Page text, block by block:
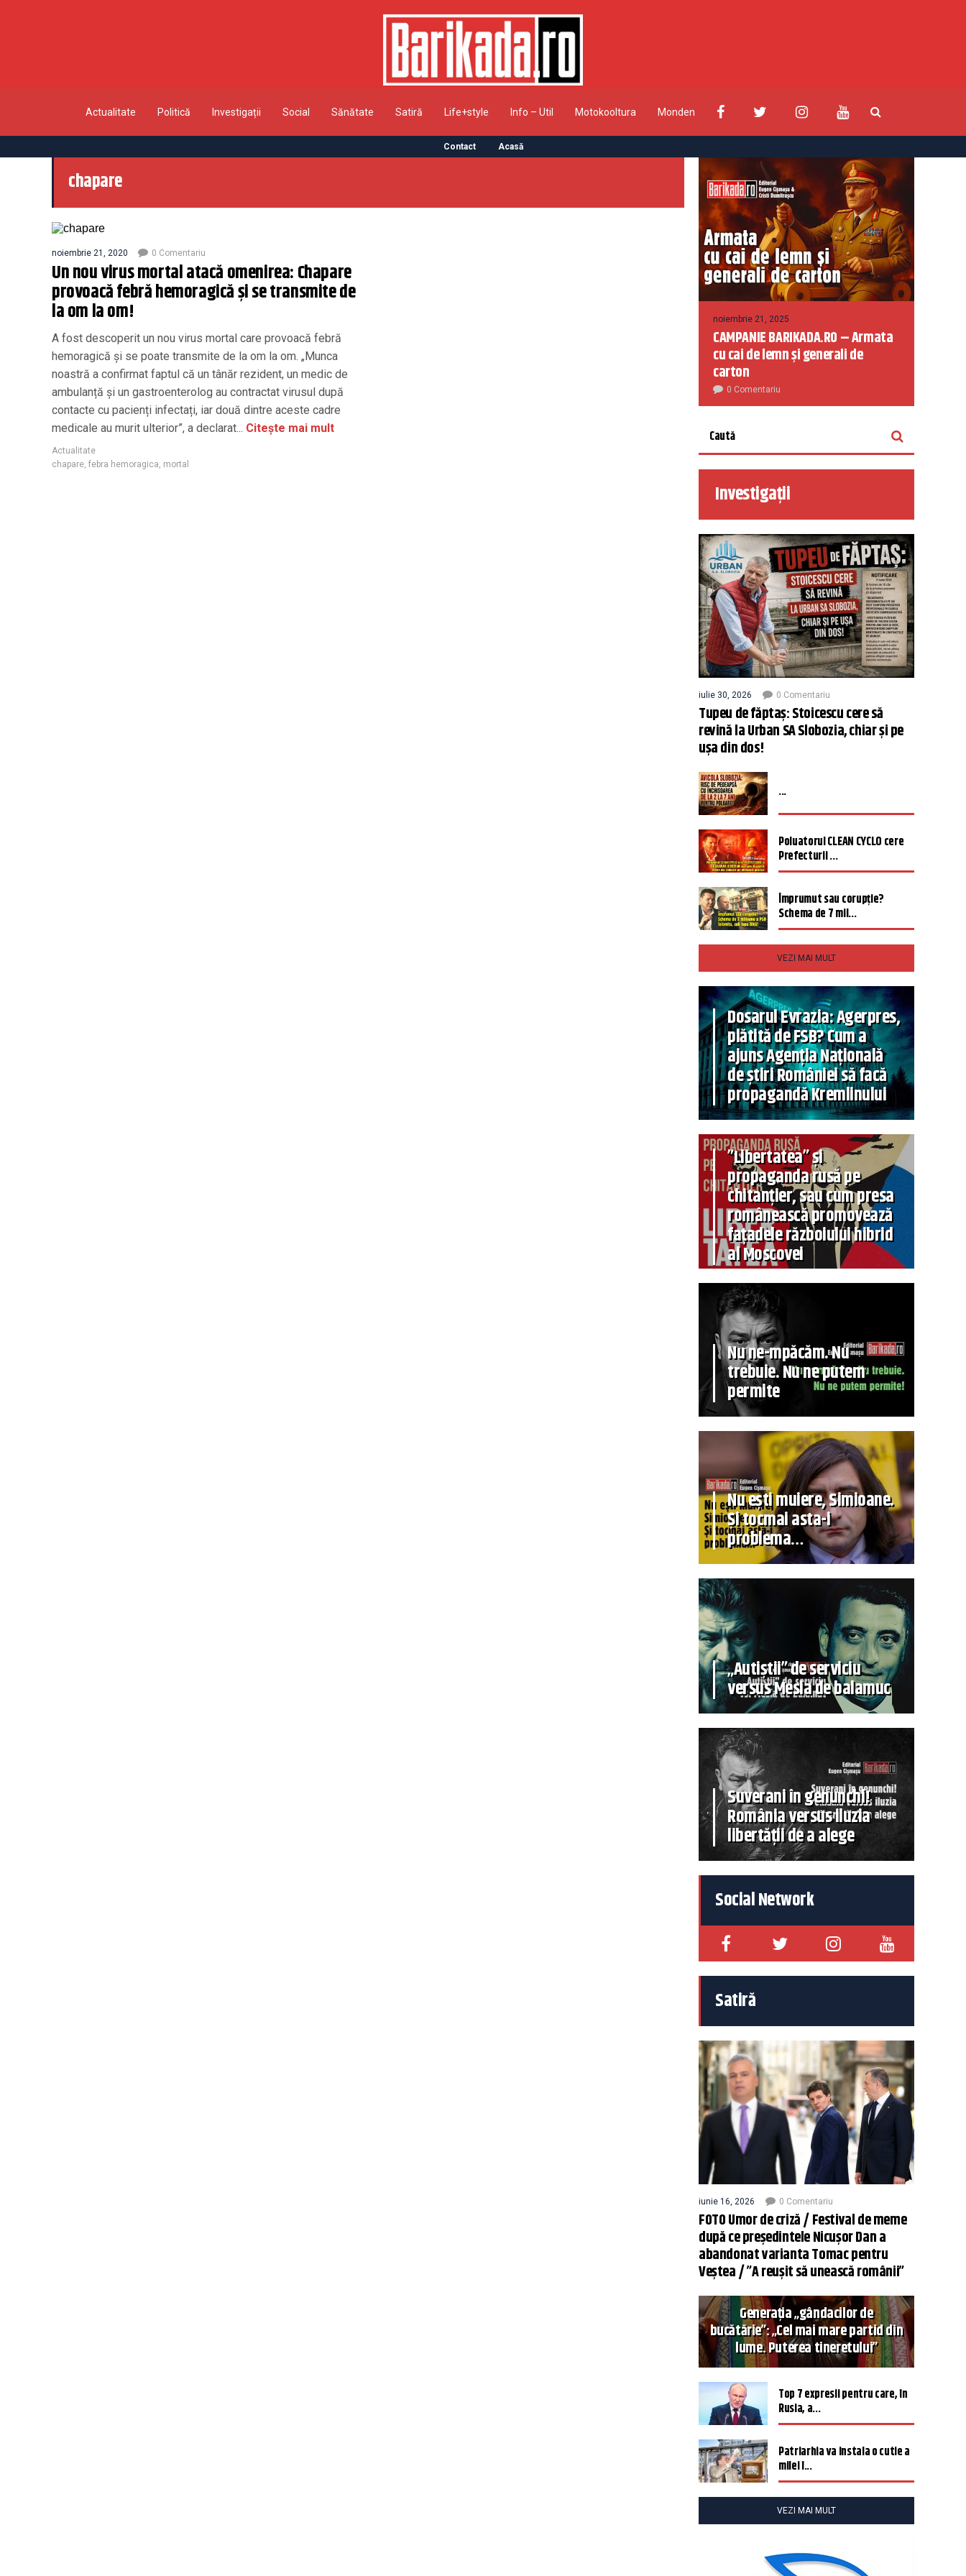
Actualitate Politică Investigații Social Sănătate Satiră Life+style Info – Util Motokooltura Monden
Contact Acasă
chapare
noiembrie 21, 2020 0 Comentariu
Un nou virus mortal atacă omenirea: Chapare
provoacă febră hemoragică și se transmite de
la om la om!
A fost descoperit un nou virus mortal care provoacă febră
hemoragică și se poate transmite de la om la om. „Munca
noastră a confirmat faptul că un tânăr rezident, un medic de
ambulanță și un gastroenterolog au contractat virusul după
contacte cu pacienți infectați, iar două dintre aceste cadre
medicale au murit ulterior”, a declarat... Citește mai mult
Actualitate
chapare, febra hemoragica, mortal
noiembrie 21, 2025
CAMPANIE BARIKADA.RO – Armata
cu cai de lemn și generali de
carton
0 Comentariu
Investigații
iulie 30, 2026 0 Comentariu
Tupeu de făptaș: Stoicescu cere să
revină la Urban SA Slobozia, chiar și pe
ușa din dos!
...
Poluatorul CLEAN CYCLO cere
Prefecturii ...
Împrumut sau corupție?
Schema de 7 mil...
VEZI MAI MULT
Dosarul Evrazia: Agerpres,
plătită de FSB? Cum a
ajuns Agenția Națională
de știri României să facă
propagandă Kremlinului
”Libertatea” și
propaganda rusă pe
chitanțier, sau cum presa
românească promovează
fațadele războiului hibrid
al Moscovei
Nu ne-mpăcăm. Nu
trebuie. Nu ne putem
permite
Nu ești muiere, Simioane.
Și tocmai asta-i
problema…
„Autiștii” de serviciu
versus Mesia de balamuc
Suverani în genunchi!
România versus iluzia
libertății de a alege
Social Network
Satiră
iunie 16, 2026 0 Comentariu
FOTO Umor de criză / Festival de meme
după ce președintele Nicușor Dan a
abandonat varianta Tomac pentru
Veștea / ”A reușit să unească românii”
Generația „gândacilor de
bucătărie”: „Cel mai mare partid din
lume. Puterea tineretului”
Top 7 expresii pentru care, în
Rusia, a...
Patriarhia va instala o cutie a
milei î...
VEZI MAI MULT